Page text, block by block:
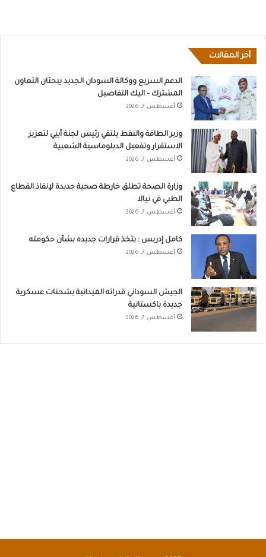
أخر المقالات
الدعم السريع ووكالة السودان الجديد يبحثان التعاون
المشترك – اليك التفاصيل
أغسطس 7, 2026
وزير الطاقة والنفط يلتقي رئيس لجنة أبيي لتعزيز
الاستقرار وتفعيل الدبلوماسية الشعبية
أغسطس 7, 2026
وزارة الصحة تطلق خارطة صحية جديدة لإنقاذ القطاع
الطبي في نيالا
أغسطس 7, 2026
كامل إدريس : يتخذ قرارات جديده بشأن حكومته
أغسطس 7, 2026
الجيش السوداني قدراته الميدانية بشحنات عسكرية
جديدة باكستانية
أغسطس 7, 2026